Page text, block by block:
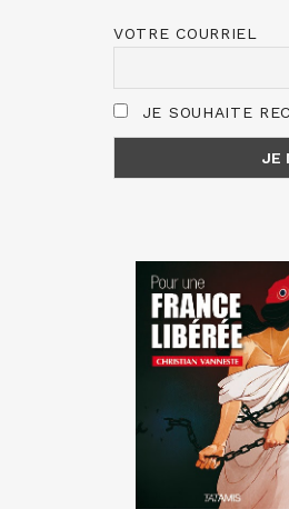
VOTRE COURRIEL
JE SOUHAITE